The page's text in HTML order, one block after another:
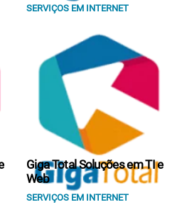
SERVIÇOS EM INTERNET
Giga Total Soluções em TI e
Web
SERVIÇOS EM INTERNET